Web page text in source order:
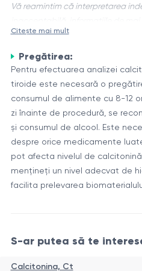
Vă reamintim că interpretarea
informativ.
Calcitonina - este un hormon
parafoliculare ale glandei
reglarea nivelului de calciu și
contracarează acțiunea
concentrația de calciu din
Principalele funcții ale
Reducerea concentrației de
scăderea eliberării acestuia
eliminării prin urină.
Stimularea formării de
Citește mai mult
Pregătirea:
Pentru efectuarea analizei
tiroide este necesară o
consumul de alimente cu 8-12
zi înainte de procedură, se
și consumul de alcool. Este
despre orice medicamente
pot afecta nivelul de
mențineți un nivel adecvat de
facilita prelevarea
S-ar putea să te
Calcitonina, Ct